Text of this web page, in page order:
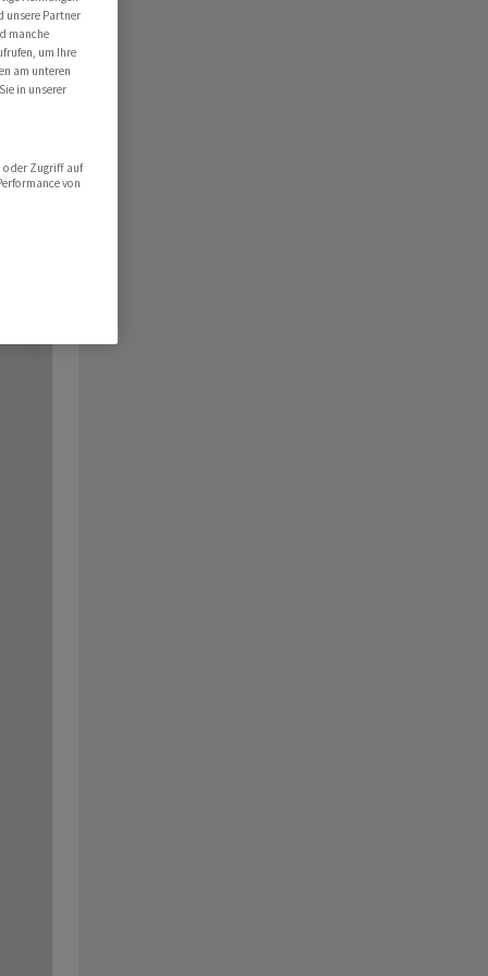
unsere Partner
manche
um Ihre
am unteren
in unserer
oder Zugriff auf
von